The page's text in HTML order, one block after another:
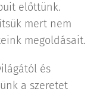
előttünk.
mert nem
megoldásait.
és
a szeretet